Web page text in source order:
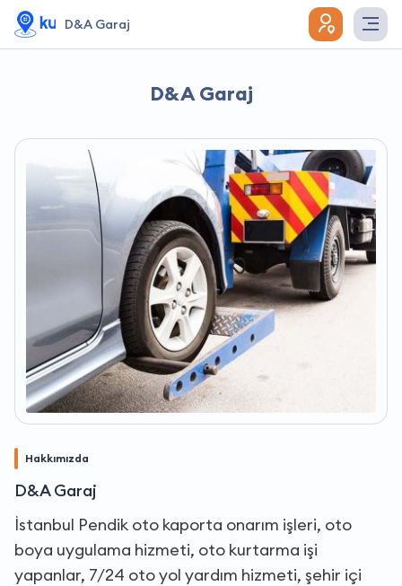
D&A Garaj
D&A Garaj
Hakkımızda
D&A Garaj
İstanbul Pendik oto kaporta onarım işleri, oto
boya uygulama hizmeti, oto kurtarma işi
yapanlar, 7/24 oto yol yardım hizmeti, şehir içi